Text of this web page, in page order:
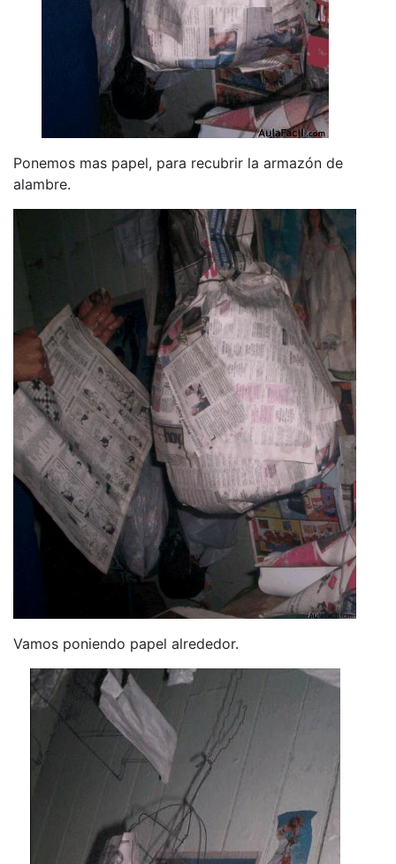
Ponemos mas papel, para recubrir la armazón de
alambre.
Vamos poniendo papel alrededor.